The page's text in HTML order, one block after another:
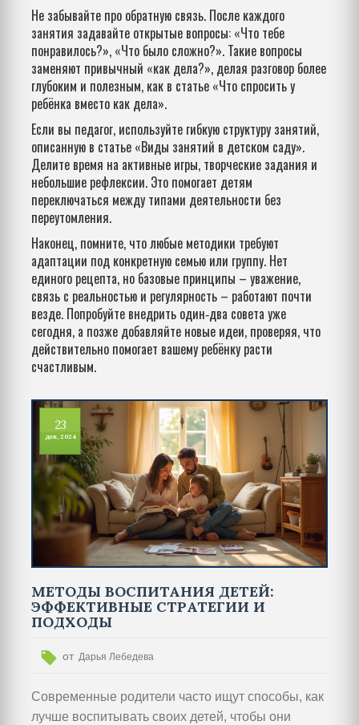
Не забывайте про обратную связь. После каждого
занятия задавайте открытые вопросы: «Что тебе
понравилось?», «Что было сложно?». Такие вопросы
заменяют привычный «как дела?», делая разговор более
глубоким и полезным, как в статье «Что спросить у
ребёнка вместо как дела».
Если вы педагог, используйте гибкую структуру занятий,
описанную в статье «Виды занятий в детском саду».
Делите время на активные игры, творческие задания и
небольшие рефлексии. Это помогает детям
переключаться между типами деятельности без
переутомления.
Наконец, помните, что любые методики требуют
адаптации под конкретную семью или группу. Нет
единого рецепта, но базовые принципы – уважение,
связь с реальностью и регулярность – работают почти
везде. Попробуйте внедрить один‑два совета уже
сегодня, а позже добавляйте новые идеи, проверяя, что
действительно помогает вашему ребёнку расти
счастливым.
23
дек, 2024
МЕТОДЫ ВОСПИТАНИЯ ДЕТЕЙ:
ЭФФЕКТИВНЫЕ СТРАТЕГИИ И
ПОДХОДЫ
от Дарья Лебедева
Современные родители часто ищут способы, как
лучше воспитывать своих детей, чтобы они